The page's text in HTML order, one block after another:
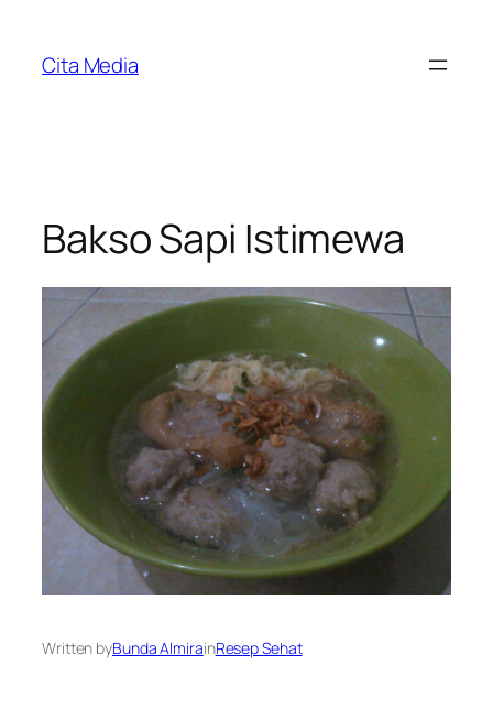
content
Cita Media
Bakso Sapi Istimewa
Written byBunda AlmirainResep Sehat